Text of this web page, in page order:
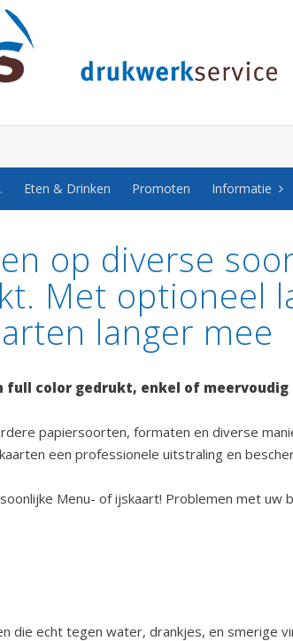
Eten & Drinken Promoten Informatie
op diverse
Met optioneel
langer mee
full color gedrukt, enkel of meervoudig
papiersoorten, formaten en diverse
een professionele uitstraling en
Menu- of ijskaart! Problemen met uw
die echt tegen water, drankjes, en smerige